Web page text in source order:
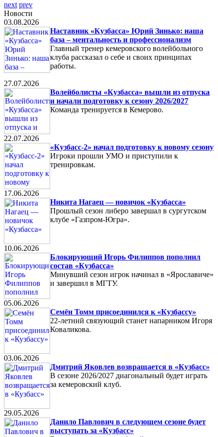
next prev
Новости
03.08.2026
Наставник «Кузбасса» Юрий Зинько: наша
база – ментальность и профессионализм
Главный тренер кемеровского волейбольного
клуба рассказал о себе и своих принципах
работы.
27.07.2026
Волейболисты «Кузбасса» вышли из отпуска
и начали подготовку к сезону 2026/2027
Команда тренируется в Кемерово.
22.07.2026
«Кузбасс-2» начал подготовку к новому сезону
Игроки прошли УМО и приступили к
тренировкам.
17.06.2026
Никита Нагаец — новичок «Кузбасса»
Прошлый сезон либеро завершал в сургутском
клубе «Газпром-Югра».
10.06.2026
Блокирующий Игорь Филиппов пополнил
состав «Кузбасса»
Минувший сезон игрок начинал в «Ярославиче»
и завершил в МГТУ.
05.06.2026
Семён Томм присоединился к «Кузбассу»
22-летний связующий станет напарником Игоря
Коваликова.
03.06.2026
Дмитрий Яковлев возвращается в «Кузбасс»
В сезоне 2026/2027 диагональный будет играть
за кемеровский клуб.
29.05.2026
Данило Павлович в следующем сезоне будет
выступать за «Кузбасс»